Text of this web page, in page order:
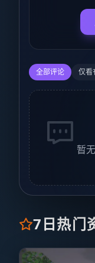
全部评论 仅看
暂
7日热门